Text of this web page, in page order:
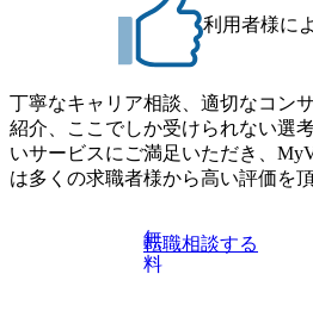
利用者様に
丁寧なキャリア相談、適切なコン
紹介、ここでしか受けられない選
いサービスにご満足いただき、
は多くの求職者様から高い評価を
無
料
転職相談する